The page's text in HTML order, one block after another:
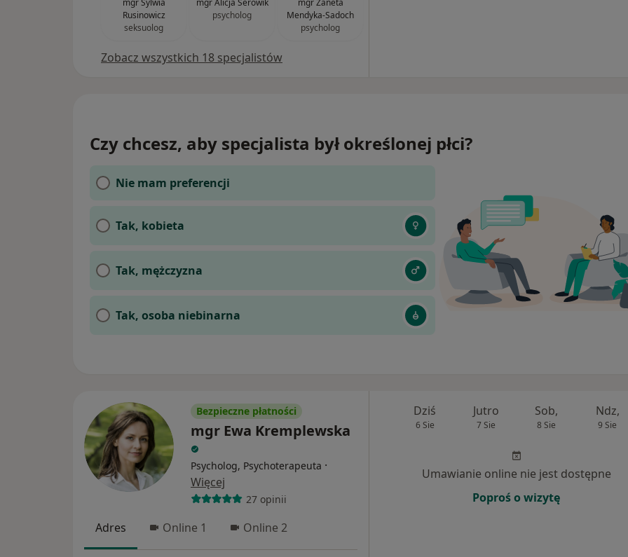
mgr Sylwia
Rusinowicz
seksuolog
mgr Alicja Serowik
psycholog
mgr Żaneta
Mendyka-Sadoch
psycholog
Zobacz wszystkich 18 specjalistów
Czy chcesz, aby specjalista był określonej płci?
Nie mam preferencji
Tak, kobieta
Tak, mężczyzna
Tak, osoba niebinarna
Bezpieczne płatności
mgr Ewa Kremplewska
Psycholog, Psychoterapeuta ·
Więcej
27 opinii
Adres Online 1 Online 2
Dziś
6 Sie
Jutro
7 Sie
Sob,
8 Sie
Ndz,
9 Sie
Umawianie online nie jest dostępne
Poproś o wizytę